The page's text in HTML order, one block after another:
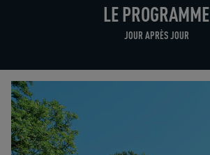
LE PROGRAMME
JOUR APRÈS JOUR